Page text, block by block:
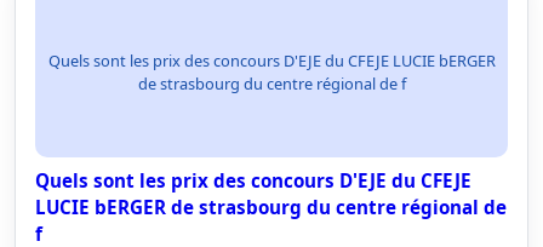
Quels sont les prix des concours D'EJE du CFEJE LUCIE bERGER
de strasbourg du centre régional de f
Quels sont les prix des concours D'EJE du CFEJE
LUCIE bERGER de strasbourg du centre régional de
f